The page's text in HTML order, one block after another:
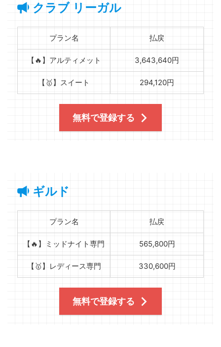
クラブ リーガル
プラン名 払戻
【🔥】アルティメット 3,643,640円
【🥇】スイート 294,120円
無料で登録する
ギルド
プラン名 払戻
【🔥】ミッドナイト専門 565,800円
【🥇】レディース専門 330,600円
無料で登録する